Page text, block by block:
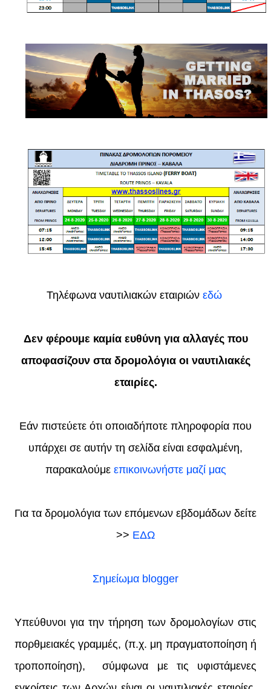
Τηλέφωνα ναυτιλιακών εταιριών εδώ
Δεν φέρουμε καμία ευθύνη για αλλαγές που
αποφασίζουν στα δρομολόγια οι ναυτιλιακές
εταιρίες.
Εάν πιστεύετε ότι οποιαδήποτε πληροφορία που
υπάρχει σε αυτήν τη σελίδα είναι εσφαλμένη,
παρακαλούμε επικοινωνήστε μαζί μας
Για τα δρομολόγια των επόμενων εβδομάδων δείτε
>> ΕΔΩ
Σημείωμα blogger
Υπεύθυνοι για την τήρηση των δρομολογίων στις
πορθμειακές γραμμές, (π.χ. μη πραγματοποίηση ή
τροποποίηση), σύμφωνα με τις υφιστάμενες